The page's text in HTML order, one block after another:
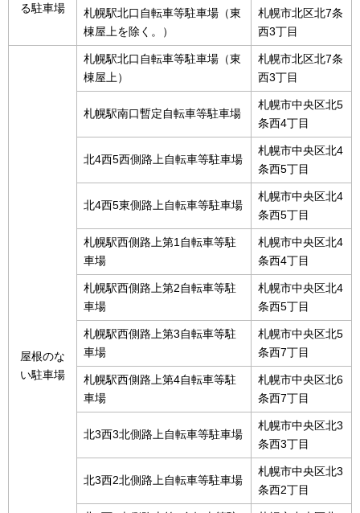
る駐車場
札幌駅北口自転車等駐車場（東
棟屋上を除く。）
札幌市北区北7条
西3丁目
屋根のな
い駐車場
札幌駅北口自転車等駐車場（東
棟屋上）
札幌市北区北7条
西3丁目
札幌駅南口暫定自転車等駐車場
札幌市中央区北5
条西4丁目
北4西5西側路上自転車等駐車場
札幌市中央区北4
条西5丁目
北4西5東側路上自転車等駐車場
札幌市中央区北4
条西5丁目
札幌駅西側路上第1自転車等駐
車場
札幌市中央区北4
条西4丁目
札幌駅西側路上第2自転車等駐
車場
札幌市中央区北4
条西5丁目
札幌駅西側路上第3自転車等駐
車場
札幌市中央区北5
条西7丁目
札幌駅西側路上第4自転車等駐
車場
札幌市中央区北6
条西7丁目
北3西3北側路上自転車等駐車場
札幌市中央区北3
条西3丁目
北3西2北側路上自転車等駐車場
札幌市中央区北3
条西2丁目